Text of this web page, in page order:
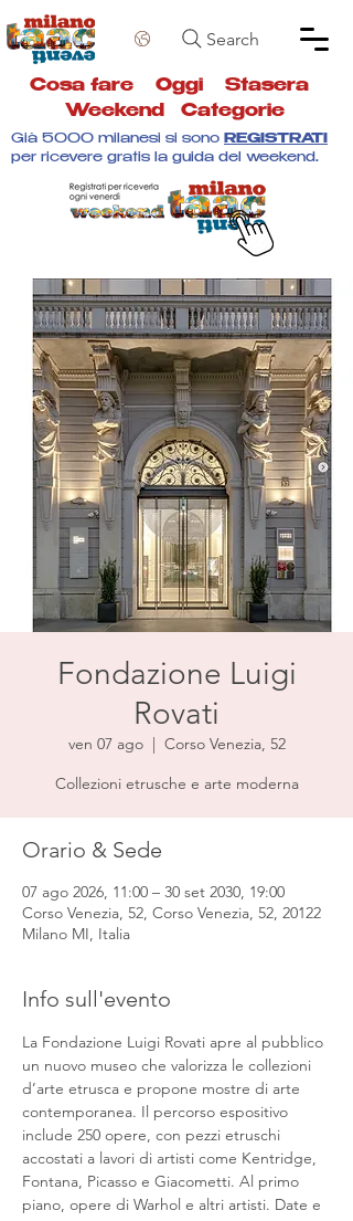
Search
Cosa fare Oggi Stasera
Weekend
Categorie
Già 5000 milanesi si sono REGISTRATI
per ricevere gratis la guida del weekend.
Fondazione Luigi
Rovati
ven 07 ago
  |
Corso Venezia, 52
Collezioni etrusche e arte moderna
Orario & Sede
07 ago 2026, 11:00 – 30 set 2030, 19:00
Corso Venezia, 52, Corso Venezia, 52, 20122
Milano MI, Italia
Info sull'evento
La Fondazione Luigi Rovati apre al pubblico
un nuovo museo che valorizza le collezioni
d’arte etrusca e propone mostre di arte
contemporanea. Il percorso espositivo
include 250 opere, con pezzi etruschi
accostati a lavori di artisti come Kentridge,
Fontana, Picasso e Giacometti. Al primo
piano, opere di Warhol e altri artisti. Date e